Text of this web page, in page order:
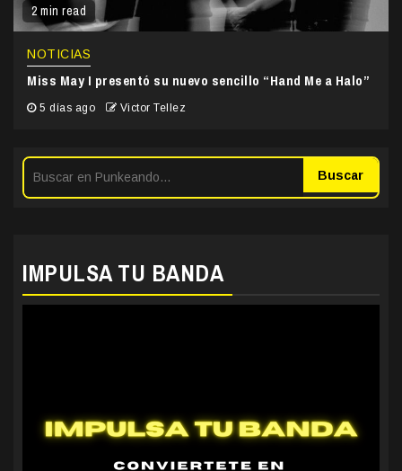
2 min read
NOTICIAS
Miss May I presentó su nuevo sencillo “Hand Me a Halo”
5 días ago Victor Tellez
Buscar
IMPULSA TU BANDA